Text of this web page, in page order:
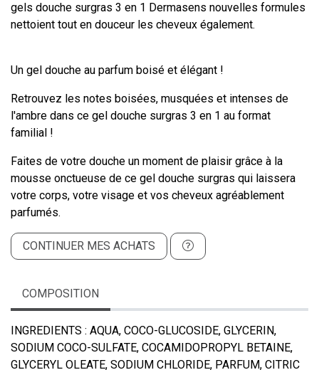
gels douche surgras 3 en 1 Dermasens nouvelles formules
nettoient tout en douceur les cheveux également.
Un gel douche au parfum boisé et élégant !
Retrouvez les notes boisées, musquées et intenses de
l'ambre dans ce gel douche surgras 3 en 1 au format
familial !
Faites de votre douche un moment de plaisir grâce à la
mousse onctueuse de ce gel douche surgras qui laissera
votre corps, votre visage et vos cheveux agréablement
parfumés.
CONTINUER MES ACHATS
COMPOSITION
INGREDIENTS : AQUA, COCO-GLUCOSIDE, GLYCERIN,
SODIUM COCO-SULFATE, COCAMIDOPROPYL BETAINE,
GLYCERYL OLEATE, SODIUM CHLORIDE, PARFUM, CITRIC